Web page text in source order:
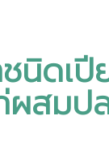
ชนิดเ
ผสมป